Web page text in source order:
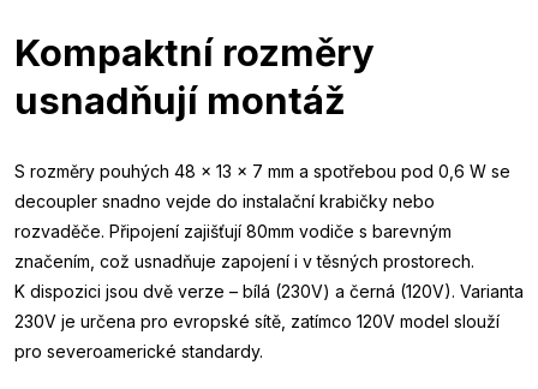
Kompaktní rozměry
usnadňují montáž
S rozměry pouhých 48 × 13 × 7 mm a spotřebou pod 0,6 W se
decoupler snadno vejde do instalační krabičky nebo
rozvaděče. Připojení zajišťují 80mm vodiče s barevným
značením, což usnadňuje zapojení i v těsných prostorech.
K dispozici jsou dvě verze – bílá (230V) a černá (120V). Varianta
230V je určena pro evropské sítě, zatímco 120V model slouží
pro severoamerické standardy.